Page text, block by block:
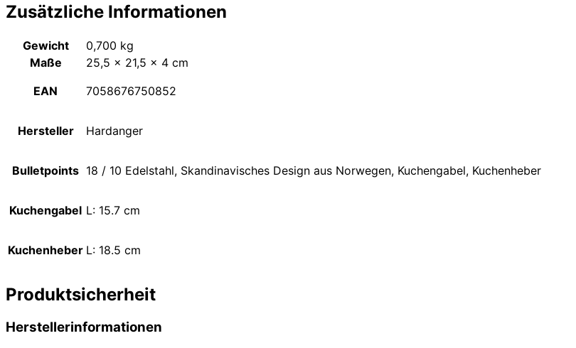
Zusätzliche Informationen
Gewicht
0,700 kg
Maße
25,5 × 21,5 × 4 cm
EAN
7058676750852
Hersteller Hardanger
Bulletpoints 18 / 10 Edelstahl, Skandinavisches Design aus Norwegen, Kuchengabel, Kuchenheber
Kuchengabel L: 15.7 cm
Kuchenheber L: 18.5 cm
Produktsicherheit
Herstellerinformationen